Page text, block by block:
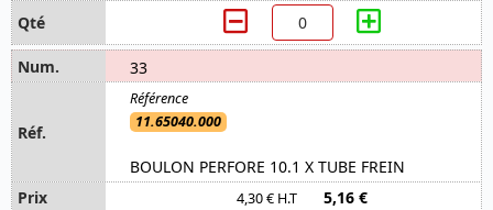
33
11.65040.000
BOULON PERFORE 10.1 X TUBE FREIN
4,30 € H.T 5,16 €